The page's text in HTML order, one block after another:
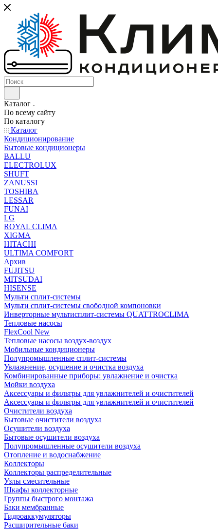
Каталог
По всему сайту
По каталогу
Каталог
Кондиционирование
Бытовые кондиционеры
BALLU
ELECTROLUX
SHUFT
ZANUSSI
TOSHIBA
LESSAR
FUNAI
LG
ROYAL CLIMA
XIGMA
HITACHI
ULTIMA COMFORT
Архив
FUJITSU
MITSUDAI
HISENSE
Мульти сплит-системы
Мульти сплит-системы свободной компоновки
Инверторные мультисплит-системы QUATTROCLIMA
Тепловые насосы
FlexCool New
Тепловые насосы воздух-воздух
Мобильные кондиционеры
Полупромышленные сплит-системы
Увлажнение, осушение и очистка воздуха
Комбинированные приборы: увлажнение и очистка
Мойки воздуха
Аксессуары и фильтры для увлажнителей и очистителей
Аксессуары и фильтры для увлажнителей и очистителей
Очистители воздуха
Бытовые очистители воздуха
Осушители воздуха
Бытовые осушители воздуха
Полупромышленные осушители воздуха
Отопление и водоснабжение
Коллекторы
Коллекторы распределительные
Узлы смесительные
Шкафы коллекторные
Группы быстрого монтажа
Баки мембранные
Гидроаккумуляторы
Расширительные баки